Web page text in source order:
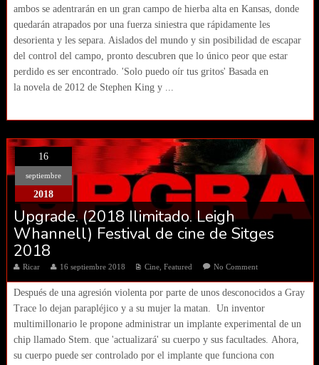
ambos se adentrarán en un gran campo de hierba alta en Kansas, donde
quedarán atrapados por una fuerza siniestra que rápidamente les
desorienta y les separa. Aislados del mundo y sin posibilidad de escapar
del control del campo, pronto descubren que lo único peor que estar
perdido es ser encontrado. 'Solo puedo oír tus gritos' Basada en
la novela de 2012 de Stephen King y ...
16
septiembre
2018
Upgrade. (2018 Ilimitado. Leigh
Whannell) Festival de cine de Sitges
2018
Ricar 16 septiembre 2018 Cine, Featured No Comment
Después de una agresión violenta por parte de unos desconocidos a Gray
Trace lo dejan parapléjico y a su mujer la matan. Un inventor
multimillonario le propone administrar un implante experimental de un
chip llamado Stem. que 'actualizará' su cuerpo y sus facultades. Ahora,
su cuerpo puede ser controlado por el implante que funciona con